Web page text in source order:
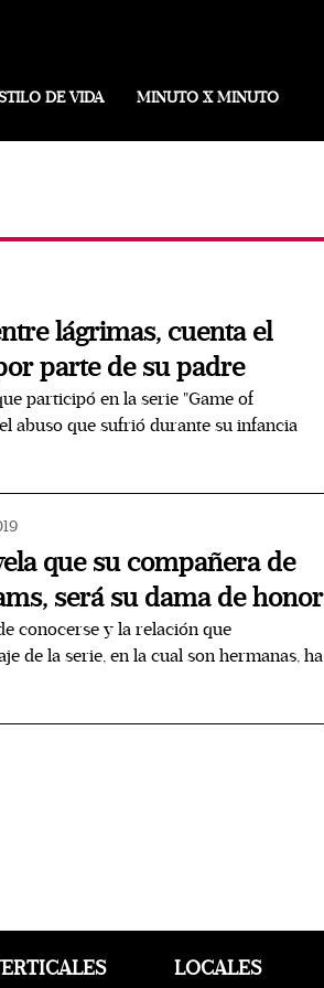
DE VIDA MINUTO X MINUTO
lágrimas, cuenta el
parte de su padre
participó en la serie "Game of
abuso que sufrió durante su infancia
que su compañera de
será su dama de honor
conocerse y la relación que
de la serie, en la cual son hermanas, ha
LOCALES